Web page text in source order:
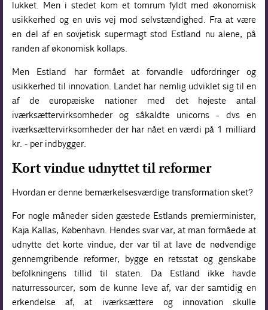
lukket. Men i stedet kom et tomrum fyldt med økonomisk
usikkerhed og en uvis vej mod selvstændighed. Fra at være
en del af en sovjetisk supermagt stod Estland nu alene, på
randen af økonomisk kollaps.
Men Estland har formået at forvandle udfordringer og
usikkerhed til innovation. Landet har nemlig udviklet sig til en
af de europæiske nationer med det højeste antal
iværksættervirksomheder og såkaldte unicorns - dvs en
iværksættervirksomheder der har nået en værdi på 1 milliard
kr. - per indbygger.
Kort vindue udnyttet til reformer
Hvordan er denne bemærkelsesværdige transformation sket?
For nogle måneder siden gæstede Estlands premierminister,
Kaja Kallas, København. Hendes svar var, at man formåede at
udnytte det korte vindue, der var til at lave de nødvendige
gennemgribende reformer, bygge en retsstat og genskabe
befolkningens tillid til staten. Da Estland ikke havde
naturressourcer, som de kunne leve af, var der samtidig en
erkendelse af, at iværksættere og innovation skulle